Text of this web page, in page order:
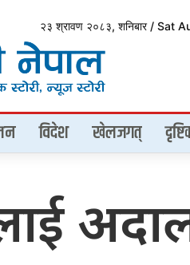
२३ श्रावण २०८३, शनिबार / Sat
विदेश खेलजगत्